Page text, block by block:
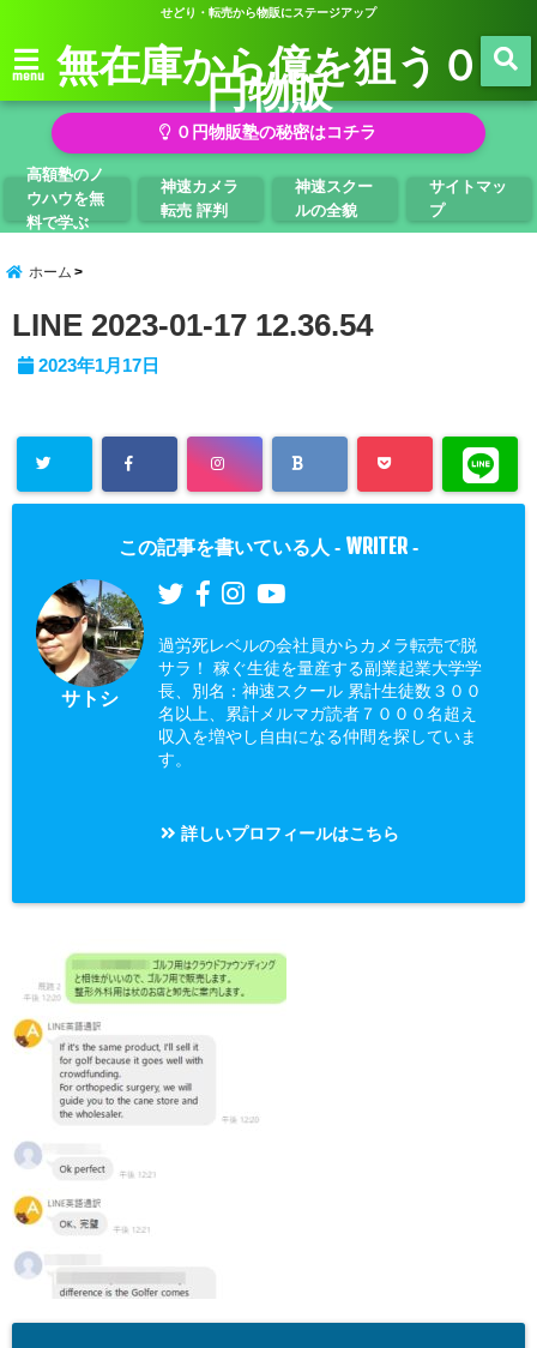
せどり・転売から物販にステージアップ
menu 無在庫から億を狙う０
円物販
０円物販塾の秘密はコチラ
高額塾のノ
ウハウを無
料で学ぶ
神速カメラ
転売 評判
神速スクー
ルの全貌
サイトマッ
プ
ホーム
LINE 2023-01-17 12.36.54
2023年1月17日
この記事を書いている人 - WRITER -
サトシ
過労死レベルの会社員からカメラ転売で脱
サラ！ 稼ぐ生徒を量産する副業起業大学学
長、別名：神速スクール 累計生徒数３００
名以上、累計メルマガ読者７０００名超え
収入を増やし自由になる仲間を探していま
す。
詳しいプロフィールはこちら